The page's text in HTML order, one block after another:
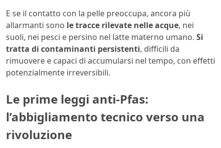
E se il contatto con la pelle preoccupa, ancora più
allarmanti sono le tracce rilevate nelle acque, nei
suoli, nei pesci e persino nel latte materno umano. Si
tratta di contaminanti persistenti, difficili da
rimuovere e capaci di accumularsi nel tempo, con effetti
potenzialmente irreversibili.
Le prime leggi anti-Pfas:
l’abbigliamento tecnico verso una
rivoluzione